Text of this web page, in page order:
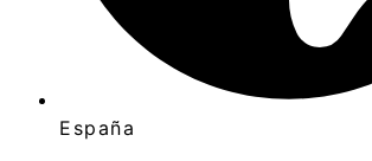
España